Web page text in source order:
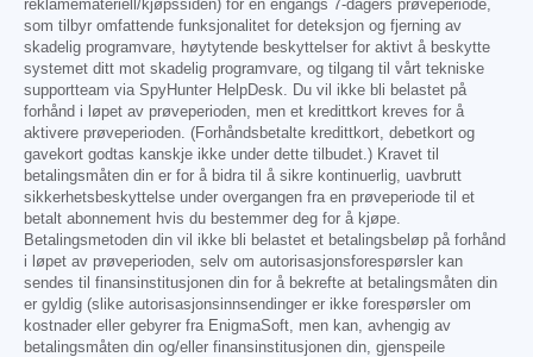
reklamemateriell/kjøpssiden) for en engangs 7-dagers prøveperiode,
som tilbyr omfattende funksjonalitet for deteksjon og fjerning av
skadelig programvare, høytytende beskyttelser for aktivt å beskytte
systemet ditt mot skadelig programvare, og tilgang til vårt tekniske
supportteam via SpyHunter HelpDesk. Du vil ikke bli belastet på
forhånd i løpet av prøveperioden, men et kredittkort kreves for å
aktivere prøveperioden. (Forhåndsbetalte kredittkort, debetkort og
gavekort godtas kanskje ikke under dette tilbudet.) Kravet til
betalingsmåten din er for å bidra til å sikre kontinuerlig, uavbrutt
sikkerhetsbeskyttelse under overgangen fra en prøveperiode til et
betalt abonnement hvis du bestemmer deg for å kjøpe.
Betalingsmetoden din vil ikke bli belastet et betalingsbeløp på forhånd
i løpet av prøveperioden, selv om autorisasjonsforespørsler kan
sendes til finansinstitusjonen din for å bekrefte at betalingsmåten din
er gyldig (slike autorisasjonsinnsendinger er ikke forespørsler om
kostnader eller gebyrer fra EnigmaSoft, men kan, avhengig av
betalingsmåten din og/eller finansinstitusjonen din, gjenspeile